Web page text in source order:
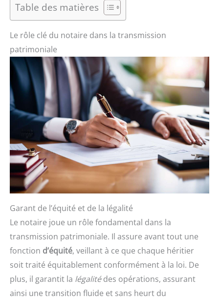
Table des matières
Le rôle clé du notaire dans la transmission
patrimoniale
Garant de l’équité et de la légalité
Le notaire joue un rôle fondamental dans la
transmission patrimoniale. Il assure avant tout une
fonction d’équité, veillant à ce que chaque héritier
soit traité équitablement conformément à la loi. De
plus, il garantit la légalitédes opérations, assurant
ainsi une transition fluide et sans heurt du